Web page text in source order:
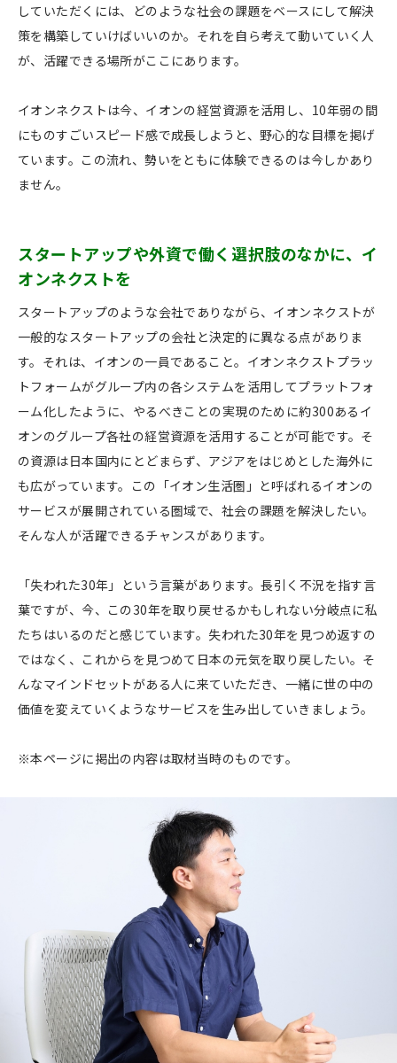
していただくには、どのような社会の課題をベースにして解決
策を構築していけばいいのか。それを自ら考えて動いていく人
が、活躍できる場所がここにあります。
イオンネクストは今、イオンの経営資源を活用し、10年弱の間
にものすごいスピード感で成長しようと、野心的な目標を掲げ
ています。この流れ、勢いをともに体験できるのは今しかあり
ません。
スタートアップや外資で働く選択肢のなかに、イ
オンネクストを
スタートアップのような会社でありながら、イオンネクストが
一般的なスタートアップの会社と決定的に異なる点がありま
す。それは、イオンの一員であること。イオンネクストプラッ
トフォームがグループ内の各システムを活用してプラットフォ
ーム化したように、やるべきことの実現のために約300あるイ
オンのグループ各社の経営資源を活用することが可能です。そ
の資源は日本国内にとどまらず、アジアをはじめとした海外に
も広がっています。この「イオン生活圏」と呼ばれるイオンの
サービスが展開されている圏域で、社会の課題を解決したい。
そんな人が活躍できるチャンスがあります。
「失われた30年」という言葉があります。長引く不況を指す言
葉ですが、今、この30年を取り戻せるかもしれない分岐点に私
たちはいるのだと感じています。失われた30年を見つめ返すの
ではなく、これからを見つめて日本の元気を取り戻したい。そ
んなマインドセットがある人に来ていただき、一緒に世の中の
価値を変えていくようなサービスを生み出していきましょう。
※本ページに掲出の内容は取材当時のものです。